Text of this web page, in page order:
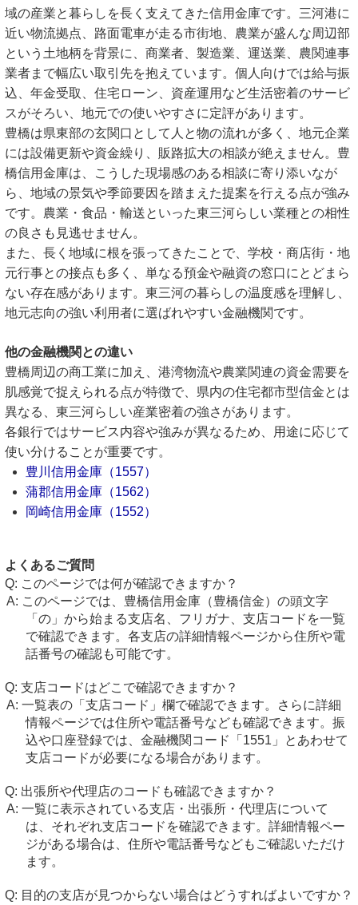
域の産業と暮らしを長く支えてきた信用金庫です。三河港に
近い物流拠点、路面電車が走る市街地、農業が盛んな周辺部
という土地柄を背景に、商業者、製造業、運送業、農関連事
業者まで幅広い取引先を抱えています。個人向けでは給与振
込、年金受取、住宅ローン、資産運用など生活密着のサービ
スがそろい、地元での使いやすさに定評があります。
豊橋は県東部の玄関口として人と物の流れが多く、地元企業
には設備更新や資金繰り、販路拡大の相談が絶えません。豊
橋信用金庫は、こうした現場感のある相談に寄り添いなが
ら、地域の景気や季節要因を踏まえた提案を行える点が強み
です。農業・食品・輸送といった東三河らしい業種との相性
の良さも見逃せません。
また、長く地域に根を張ってきたことで、学校・商店街・地
元行事との接点も多く、単なる預金や融資の窓口にとどまら
ない存在感があります。東三河の暮らしの温度感を理解し、
地元志向の強い利用者に選ばれやすい金融機関です。
他の金融機関との違い
豊橋周辺の商工業に加え、港湾物流や農業関連の資金需要を
肌感覚で捉えられる点が特徴で、県内の住宅都市型信金とは
異なる、東三河らしい産業密着の強さがあります。
各銀行ではサービス内容や強みが異なるため、用途に応じて
使い分けることが重要です。
豊川信用金庫（1557）
蒲郡信用金庫（1562）
岡崎信用金庫（1552）
よくあるご質問
このページでは何が確認できますか？
このページでは、豊橋信用金庫（豊橋信金）の頭文字
「の」から始まる支店名、フリガナ、支店コードを一覧
で確認できます。各支店の詳細情報ページから住所や電
話番号の確認も可能です。
支店コードはどこで確認できますか？
一覧表の「支店コード」欄で確認できます。さらに詳細
情報ページでは住所や電話番号なども確認できます。振
込や口座登録では、金融機関コード「1551」とあわせて
支店コードが必要になる場合があります。
出張所や代理店のコードも確認できますか？
一覧に表示されている支店・出張所・代理店について
は、それぞれ支店コードを確認できます。詳細情報ペー
ジがある場合は、住所や電話番号などもご確認いただけ
ます。
目的の支店が見つからない場合はどうすればよいですか？